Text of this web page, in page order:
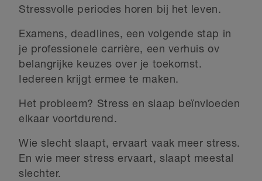
Stressvolle periodes horen bij het leven.
Examens, deadlines, een volgende stap in
je professionele carrière, een verhuis ov
belangrijke keuzes over je toekomst.
Iedereen krijgt ermee te maken.
Het probleem? Stress en slaap beïnvloeden
elkaar voortdurend.
Wie slecht slaapt, ervaart vaak meer stress.
En wie meer stress ervaart, slaapt meestal
slechter.